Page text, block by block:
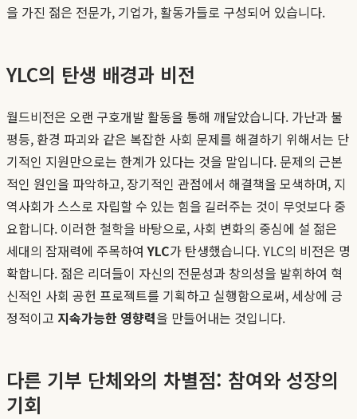
을 가진 젊은 전문가, 기업가, 활동가들로 구성되어 있습니다.
YLC의 탄생 배경과 비전
월드비전은 오랜 구호개발 활동을 통해 깨달았습니다. 가난과 불
평등, 환경 파괴와 같은 복잡한 사회 문제를 해결하기 위해서는 단
기적인 지원만으로는 한계가 있다는 것을 말입니다. 문제의 근본
적인 원인을 파악하고, 장기적인 관점에서 해결책을 모색하며, 지
역사회가 스스로 자립할 수 있는 힘을 길러주는 것이 무엇보다 중
요합니다. 이러한 철학을 바탕으로, 사회 변화의 중심에 설 젊은
세대의 잠재력에 주목하여YLC가 탄생했습니다. YLC의 비전은 명
확합니다. 젊은 리더들이 자신의 전문성과 창의성을 발휘하여 혁
신적인 사회 공헌 프로젝트를 기획하고 실행함으로써, 세상에 긍
정적이고 지속가능한 영향력을 만들어내는 것입니다.
다른 기부 단체와의 차별점: 참여와 성장의
기회